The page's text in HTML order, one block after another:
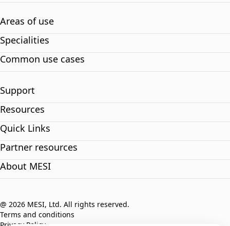
Areas of use
Specialities
Common use cases
Support
Resources
Quick Links
Partner resources
About MESI
@ 2026 MESI, Ltd. All rights reserved.
Terms and conditions